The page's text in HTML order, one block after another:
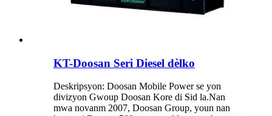
KT-Doosan Seri Diesel dèlko
Deskripsyon: Doosan Mobile Power se yon
divizyon Gwoup Doosan Kore di Sid la.Nan
mwa novanm 2007, Doosan Group, youn nan